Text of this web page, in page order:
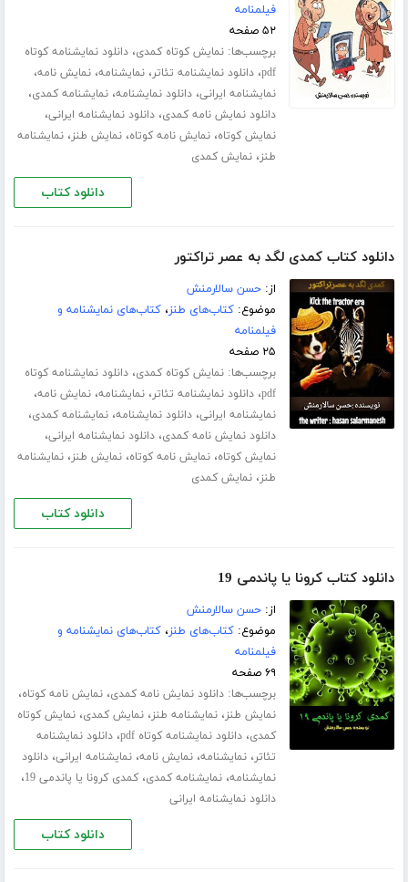
فیلمنامه
۵۲ صفحه
برچسب‌ها:نمایش کوتاه کمدی،دانلود نمایشنامه کوتاه
pdf،دانلود نمایشنامه تئاتر،نمایشنامه،نمایش نامه،
نمایشنامه ایرانی،دانلود نمایشنامه،نمایشنامه کمدی،
دانلود نمایش نامه کمدی،دانلود نمایشنامه ایرانی،
نمایش کوتاه،نمایش نامه کوتاه،نمایش طنز،نمایشنامه
طنز،نمایش کمدی
دانلود کتاب
دانلود کتاب کمدی لگد به عصر تراکتور
از:حسن سالارمنش
موضوع:کتاب‌های طنز،کتاب‌های نمایشنامه و
فیلمنامه
۲۵ صفحه
برچسب‌ها:نمایش کوتاه کمدی،دانلود نمایشنامه کوتاه
pdf،دانلود نمایشنامه تئاتر،نمایشنامه،نمایش نامه،
نمایشنامه ایرانی،دانلود نمایشنامه،نمایشنامه کمدی،
دانلود نمایش نامه کمدی،دانلود نمایشنامه ایرانی،
نمایش کوتاه،نمایش نامه کوتاه،نمایش طنز،نمایشنامه
طنز،نمایش کمدی
دانلود کتاب
دانلود کتاب کرونا یا پاندمی 19
از:حسن سالارمنش
موضوع:کتاب‌های طنز،کتاب‌های نمایشنامه و
فیلمنامه
۶۹ صفحه
برچسب‌ها:دانلود نمایش نامه کمدی،نمایش نامه کوتاه،
نمایش طنز،نمایشنامه طنز،نمایش کمدی،نمایش کوتاه
کمدی،دانلود نمایشنامه کوتاه pdf ،دانلود نمایشنامه
تئاتر،نمایشنامه،نمایش نامه،نمایشنامه ایرانی،دانلود
نمایشنامه،نمایشنامه کمدی،کمدی کرونا یا پاندمی 19 ،
دانلود نمایشنامه ایرانی
دانلود کتاب